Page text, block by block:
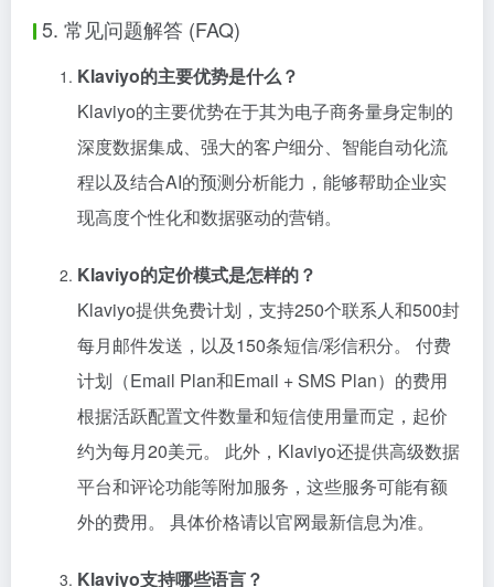
5. 常见问题解答 (FAQ)
Klaviyo的主要优势是什么？
Klaviyo的主要优势在于其为电子商务量身定制的
深度数据集成、强大的客户细分、智能自动化流
程以及结合AI的预测分析能力，能够帮助企业实
现高度个性化和数据驱动的营销。
Klaviyo的定价模式是怎样的？
Klaviyo提供免费计划，支持250个联系人和500封
每月邮件发送，以及150条短信/彩信积分。 付费
计划（Email Plan和Email + SMS Plan）的费用
根据活跃配置文件数量和短信使用量而定，起价
约为每月20美元。 此外，Klaviyo还提供高级数据
平台和评论功能等附加服务，这些服务可能有额
外的费用。 具体价格请以官网最新信息为准。
Klaviyo支持哪些语言？